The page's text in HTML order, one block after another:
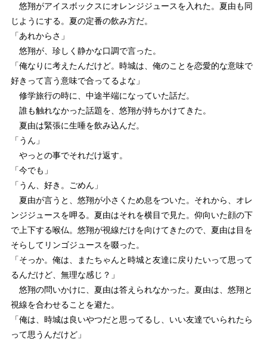
悠翔がアイスボックスにオレンジジュースを入れた。夏由も同
じようにする。夏の定番の飲み方だ。
「あれからさ」
悠翔が、珍しく静かな口調で言った。
「俺なりに考えたんだけど。時城は、俺のことを恋愛的な意味で
好きって言う意味で合ってるよな」
修学旅行の時に、中途半端になっていた話だ。
誰も触れなかった話題を、悠翔が持ちかけてきた。
夏由は緊張に生唾を飲み込んだ。
「うん」
やっとの事でそれだけ返す。
「今でも」
「うん、好き。ごめん」
夏由が言うと、悠翔が小さくため息をついた。それから、オレ
ンジジュースを呷る。夏由はそれを横目で見た。仰向いた顔の下
で上下する喉仏。悠翔が視線だけを向けてきたので、夏由は目を
そらしてリンゴジュースを啜った。
「そっか。俺は、またちゃんと時城と友達に戻りたいって思って
るんだけど、無理な感じ？」
悠翔の問いかけに、夏由は答えられなかった。夏由は、悠翔と
視線を合わせることを避た。
「俺は、時城は良いやつだと思ってるし、いい友達でいられたら
って思うんだけど」